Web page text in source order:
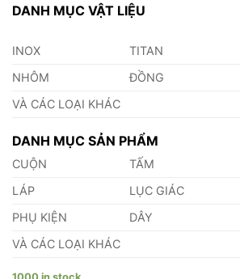
DANH MỤC VẬT LIỆU
INOX TITAN
NHÔM
ĐỒNG
VÀ CÁC LOẠI KHÁC
DANH MỤC SẢN PHẨM
CUỘN TẤM
LÁP
LỤC GIÁC
PHỤ KIỆN
DÂY
VÀ CÁC LOẠI KHÁC